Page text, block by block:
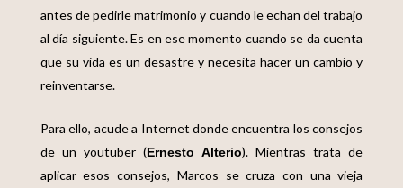
antes de pedirle matrimonio y cuando le echan del trabajo
al día siguiente. Es en ese momento cuando se da cuenta
que su vida es un desastre y necesita hacer un cambio y
reinventarse.
Para ello, acude a Internet donde encuentra los consejos
de un youtuber (Ernesto Alterio). Mientras trata de
aplicar esos consejos, Marcos se cruza con una vieja